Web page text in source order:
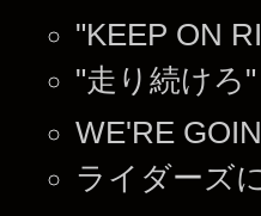
"KEEP ON
"走り続けろ"
WE'RE
ライダーズ